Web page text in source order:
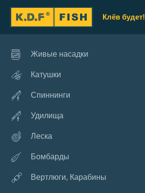
Клёв будет!
Живые насадки
Катушки
Спиннинги
Удилища
Леска
Бомбарды
Вертлюги, Карабины